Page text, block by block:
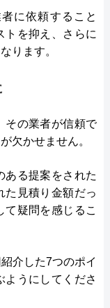
に依頼すること
トを抑え、さらに
ります。
その業者が信頼で
欠かせません。
ある提案をされた
た見積り金額だっ
疑問を感じるこ
介した7つのポイ
ようにしてくださ